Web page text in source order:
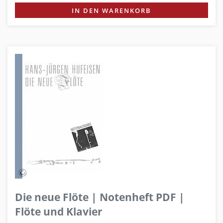
IN DEN WARENKORB
Die neue Flöte | Notenheft PDF |
Flöte und Klavier